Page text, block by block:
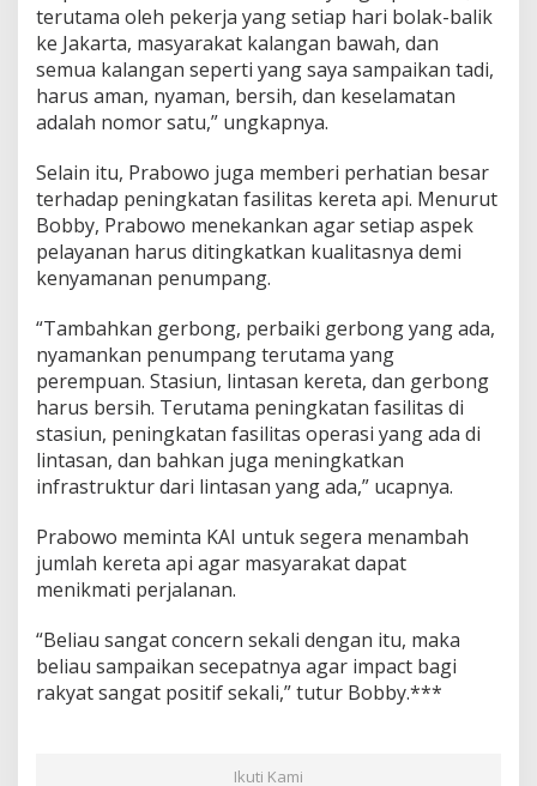
e
u
m
p
a
K
e
r
e
t
a
p
i
terutama oleh pekerja yang setiap hari bolak-balik
ke Jakarta, masyarakat kalangan bawah, dan
semua kalangan seperti yang saya sampaikan tadi,
harus aman, nyaman, bersih, dan keselamatan
adalah nomor satu,” ungkapnya.
Selain itu, Prabowo juga memberi perhatian besar
terhadap peningkatan fasilitas kereta api. Menurut
Bobby, Prabowo menekankan agar setiap aspek
pelayanan harus ditingkatkan kualitasnya demi
kenyamanan penumpang.
“Tambahkan gerbong, perbaiki gerbong yang ada,
nyamankan penumpang terutama yang
perempuan. Stasiun, lintasan kereta, dan gerbong
harus bersih. Terutama peningkatan fasilitas di
stasiun, peningkatan fasilitas operasi yang ada di
lintasan, dan bahkan juga meningkatkan
infrastruktur dari lintasan yang ada,” ucapnya.
Prabowo meminta KAI untuk segera menambah
jumlah kereta api agar masyarakat dapat
menikmati perjalanan.
“Beliau sangat concern sekali dengan itu, maka
beliau sampaikan secepatnya agar impact bagi
rakyat sangat positif sekali,” tutur Bobby.***
Ikuti Kami